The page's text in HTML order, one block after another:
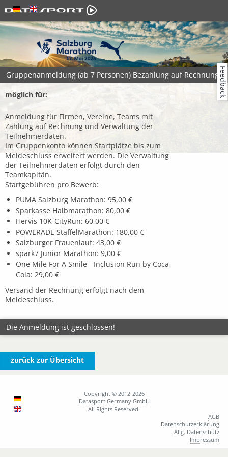
Gruppenanmeldung (ab 7 Personen) Bezahlung auf Rechnung
möglich für:
Anmeldung für Firmen, Vereine, Teams mit
Zahlung auf Rechnung und Verwaltung der
Teilnehmerdaten.
Im Gruppenkonto können Startplätze bis zum
Meldeschluss erweitert werden. Die Verwaltung
der Teilnehmerdaten erfolgt durch den
Teamkapitän.
Startgebühren pro Bewerb:
PUMA Salzburg Marathon: 95,00 €
Sparkasse Halbmarathon: 80,00 €
Hervis 10K-CityRun: 60,00 €
POWERADE StaffelMarathon: 180,00 €
Salzburger Frauenlauf: 43,00 €
spark7 Junior Marathon: 9,00 €
One Mile For A Smile - Inclusion Run by Coca-
Cola: 29,00 €
Versand der Rechnung erfolgt nach dem
Meldeschluss.
Die Anmeldung ist geschlossen!
zurück zur Übersicht
Copyright © 2012-2026
Datasport Germany GmbH
All Rights Reserved.
AGB
Datenschutzerklärung
Allg. Datenschutz
Impressum
Feedback